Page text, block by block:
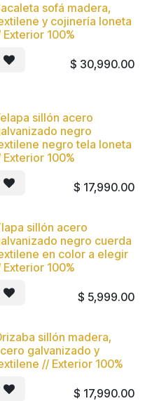
sofá madera,
y cojinería loneta
Exterior 100%
$ 30,990.00
sillón acero
negro
negro tela loneta
Exterior 100%
$ 17,990.00
sillón acero
negro cuerda
en color a elegir
Exterior 100%
$ 5,999.00
sillón madera,
galvanizado y
// Exterior 100%
$ 17,990.00